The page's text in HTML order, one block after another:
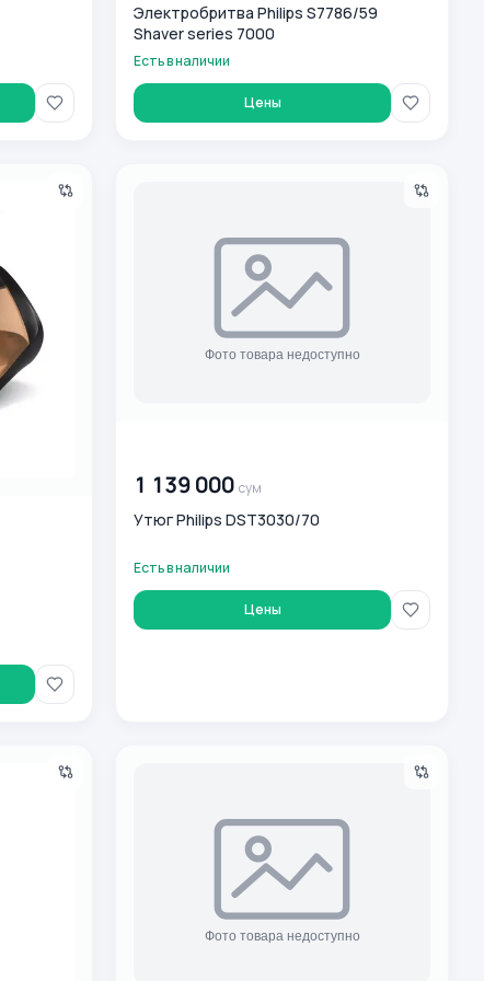
Электробритва Philips S7786/59
Shaver series 7000
Есть в наличии
Цены
1 139 000 сум
Утюг Philips DST3030/70
Есть в наличии
Цены